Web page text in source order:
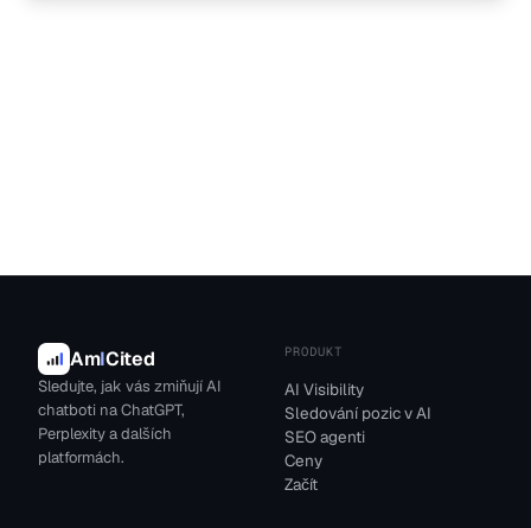
AmICited
Sledujte, jak vás zmiňují AI
chatboti na ChatGPT,
Perplexity a dalších
platformách.
PRODUKT
AI Visibility
Sledování pozic v AI
SEO agenti
Ceny
Začít